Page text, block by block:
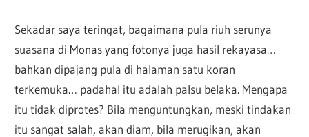
Sekadar saya teringat, bagaimana pula riuh serunya
suasana di Monas yang fotonya juga hasil rekayasa…
bahkan dipajang pula di halaman satu koran
terkemuka… padahal itu adalah palsu belaka. Mengapa
itu tidak diprotes? Bila menguntungkan, meski tindakan
itu sangat salah, akan diam, bila merugikan, akan